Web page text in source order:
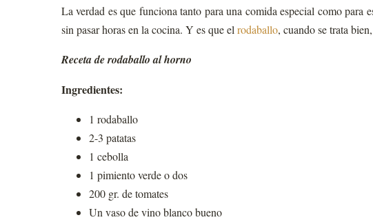
La verdad es que funciona tanto para una comida especial como para
sin pasar horas en la cocina. Y es que el rodaballo, cuando se trata
Receta de rodaballo al horno
Ingredientes:
1 rodaballo
2-3 patatas
1 cebolla
1 pimiento verde o dos
200 gr. de tomates
Un vaso de vino blanco bueno